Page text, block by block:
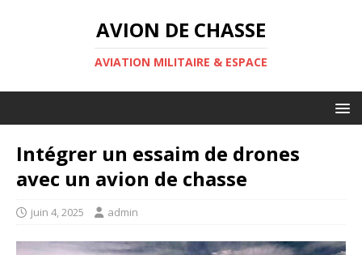
AVION DE CHASSE
AVIATION MILITAIRE & ESPACE
Intégrer un essaim de drones
avec un avion de chasse
juin 4, 2025 admin